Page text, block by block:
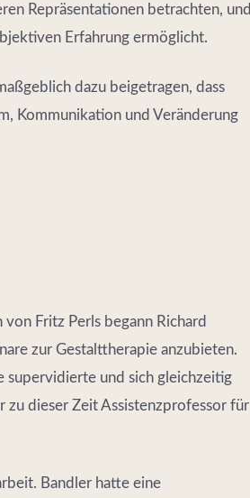
Repräsentationen betrachten, und
Erfahrung ermöglicht.
dazu beigetragen, dass
Kommunikation und Veränderung
Fritz Perls begann Richard
zur Gestalttherapie anzubieten.
supervidierte und sich gleichzeitig
dieser Zeit Assistenzprofessor für
Bandler hatte eine